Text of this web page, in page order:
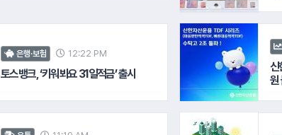
은행·보험 12:22 PM
토스뱅크, ‘키워봐요 31일적금’ 출시
원